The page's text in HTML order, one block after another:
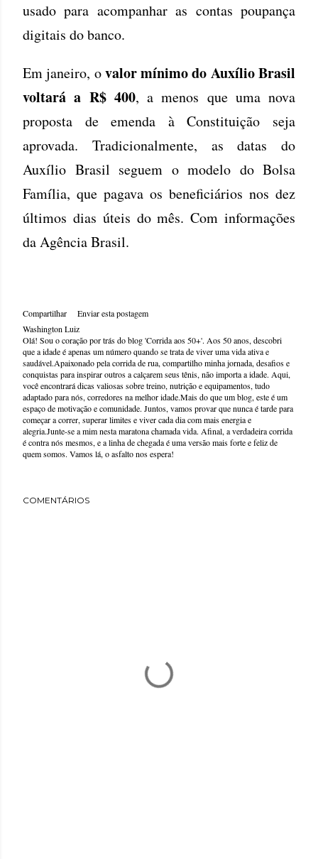
usado para acompanhar as contas poupança
digitais do banco.
Em janeiro, ovalor mínimo do Auxílio Brasil
voltará a R$ 400, a menos que uma nova
proposta de emenda à Constituição seja
aprovada. Tradicionalmente, as datas do
Auxílio Brasil seguem o modelo do Bolsa
Família, que pagava os beneficiários nos dez
últimos dias úteis do mês. Com informações
da Agência Brasil.
Compartilhar
Enviar esta postagem
Washington Luiz
Olá! Sou o coração por trás do blog 'Corrida aos 50+'. Aos 50 anos, descobri
que a idade é apenas um número quando se trata de viver uma vida ativa e
saudável.Apaixonado pela corrida de rua, compartilho minha jornada, desafios e
conquistas para inspirar outros a calçarem seus tênis, não importa a idade. Aqui,
você encontrará dicas valiosas sobre treino, nutrição e equipamentos, tudo
adaptado para nós, corredores na melhor idade.Mais do que um blog, este é um
espaço de motivação e comunidade. Juntos, vamos provar que nunca é tarde para
começar a correr, superar limites e viver cada dia com mais energia e
alegria.Junte-se a mim nesta maratona chamada vida. Afinal, a verdadeira corrida
é contra nós mesmos, e a linha de chegada é uma versão mais forte e feliz de
quem somos. Vamos lá, o asfalto nos espera!
COMENTÁRIOS